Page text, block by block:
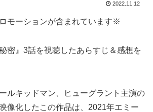
2022.11.12
モーションが含まれています※
密』3話を視聴したあらすじ＆感想を
ルキッドマン、ヒューグラント主演の
像化したこの作品は、2021年エミー